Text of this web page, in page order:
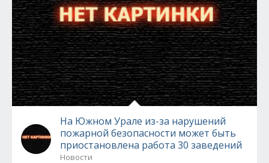
На Южном Урале из-за нарушений
пожарной безопасности может быть
приостановлена работа 30 заведений
Новости